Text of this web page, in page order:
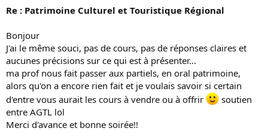
Re : Patrimoine Culturel et Touristique Régional
Bonjour
J'ai le même souci, pas de cours, pas de réponses claires et
aucunes précisions sur ce qui est à présenter...
ma prof nous fait passer aux partiels, en oral patrimoine,
alors qu'on a encore rien fait et je voulais savoir si certain
d'entre vous aurait les cours à vendre ou à offrir
soutien
entre AGTL lol
Merci d'avance et bonne soirée!!